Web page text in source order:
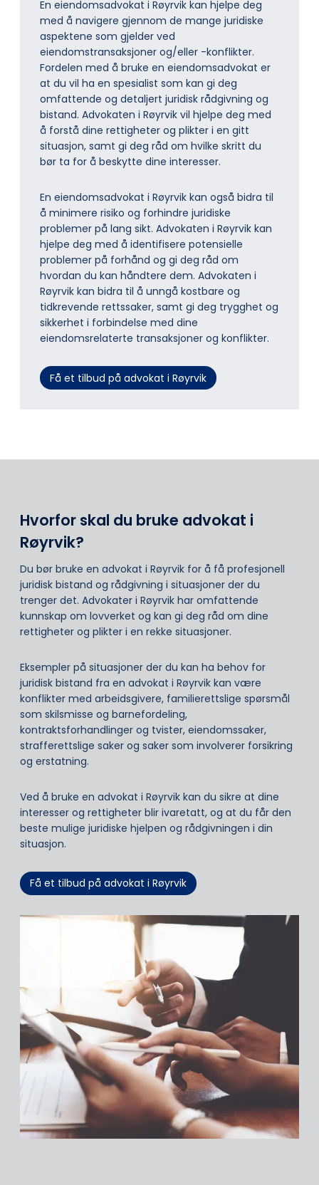
En eiendomsadvokat i Røyrvik kan hjelpe deg
med å navigere gjennom de mange juridiske
aspektene som gjelder ved
eiendomstransaksjoner og/eller -konflikter.
Fordelen med å bruke en eiendomsadvokat er
at du vil ha en spesialist som kan gi deg
omfattende og detaljert juridisk rådgivning og
bistand. Advokaten i Røyrvik vil hjelpe deg med
å forstå dine rettigheter og plikter i en gitt
situasjon, samt gi deg råd om hvilke skritt du
bør ta for å beskytte dine interesser.
En eiendomsadvokat i Røyrvik kan også bidra til
å minimere risiko og forhindre juridiske
problemer på lang sikt. Advokaten i Røyrvik kan
hjelpe deg med å identifisere potensielle
problemer på forhånd og gi deg råd om
hvordan du kan håndtere dem. Advokaten i
Røyrvik kan bidra til å unngå kostbare og
tidkrevende rettssaker, samt gi deg trygghet og
sikkerhet i forbindelse med dine
eiendomsrelaterte transaksjoner og konflikter.
Få et tilbud på advokat i Røyrvik
Hvorfor skal du bruke advokat i
Røyrvik?
Du bør bruke en advokat i Røyrvik for å få profesjonell
juridisk bistand og rådgivning i situasjoner der du
trenger det. Advokater i Røyrvik har omfattende
kunnskap om lovverket og kan gi deg råd om dine
rettigheter og plikter i en rekke situasjoner.
Eksempler på situasjoner der du kan ha behov for
juridisk bistand fra en advokat i Røyrvik kan være
konflikter med arbeidsgivere, familierettslige spørsmål
som skilsmisse og barnefordeling,
kontraktsforhandlinger og tvister, eiendomssaker,
strafferettslige saker og saker som involverer forsikring
og erstatning.
Ved å bruke en advokat i Røyrvik kan du sikre at dine
interesser og rettigheter blir ivaretatt, og at du får den
beste mulige juridiske hjelpen og rådgivningen i din
situasjon.
Få et tilbud på advokat i Røyrvik